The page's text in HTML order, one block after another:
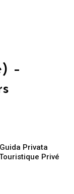
–
Guida Privata
Privé